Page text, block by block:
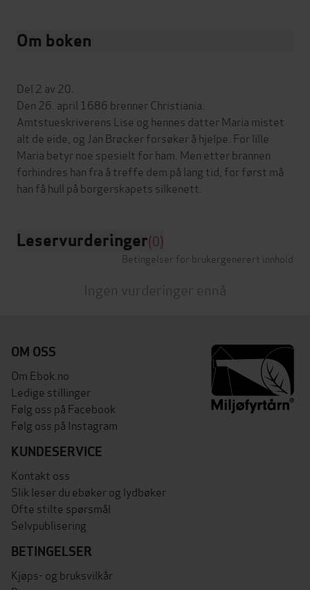
Om boken
Del 2 av 20.
Den 26. april 1686 brenner Christiania.
Amtstueskriverens Lise og hennes datter Maria mistet
alt de eide, og Jan Brøcker forsøker å hjelpe. For lille
Maria betyr noe spesielt for ham. Men etter brannen
forhindres han fra å treffe dem på lang tid, for først må
Leservurderinger(0)
Betingelser for brukergenerert innhold
Ingen vurderinger ennå
OM OSS
Om Ebok.no
Ledige stillinger
Følg oss på Facebook
Følg oss på Instagram
KUNDESERVICE
Kontakt oss
Slik leser du ebøker og lydbøker
Ofte stilte spørsmål
Selvpublisering
BETINGELSER
Kjøps- og bruksvilkår